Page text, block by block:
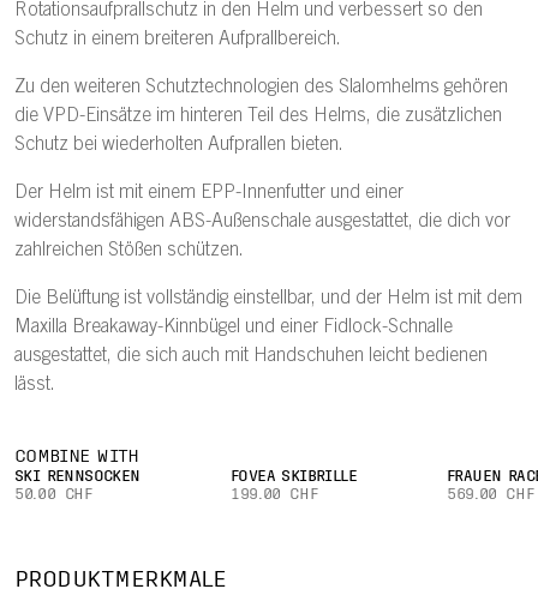
Rotationsaufprallschutz in den Helm und verbessert so den
Schutz in einem breiteren Aufprallbereich.
Zu den weiteren Schutztechnologien des Slalomhelms gehören
die VPD-Einsätze im hinteren Teil des Helms, die zusätzlichen
Schutz bei wiederholten Aufprallen bieten.
Der Helm ist mit einem EPP-Innenfutter und einer
widerstandsfähigen ABS-Außenschale ausgestattet, die dich vor
zahlreichen Stößen schützen.
Die Belüftung ist vollständig einstellbar, und der Helm ist mit dem
Maxilla Breakaway-Kinnbügel und einer Fidlock-Schnalle
ausgestattet, die sich auch mit Handschuhen leicht bedienen
lässt.
COMBINE WITH
SKI RENNSOCKEN
50.00 CHF
FOVEA SKIBRILLE
199.00 CHF
FRAUEN
569.00 CHF
PRODUKTMERKMALE